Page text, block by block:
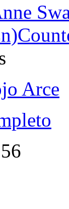
Arce